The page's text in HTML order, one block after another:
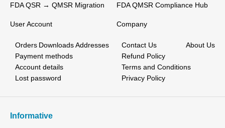
FDA QSR → QMSR Migration FDA QMSR Compliance Hub
User Account
Orders Downloads Addresses
Payment methods
Account details
Lost password
Company
Contact Us
About Us
Refund Policy
Terms and Conditions
Privacy Policy
Informative